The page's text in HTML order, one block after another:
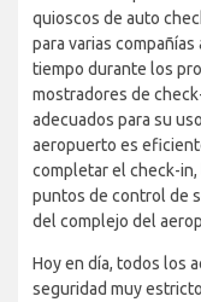
quioscos de auto
para varias
tiempo durante los
mostradores de
adecuados para su
aeropuerto es
completar el check-
puntos de control de
del complejo del
Hoy en día, todos los
seguridad muy